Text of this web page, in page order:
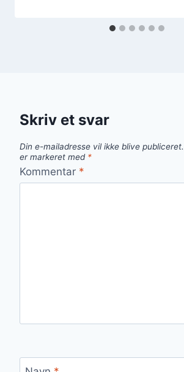
Skriv et svar
Din e-mailadresse vil ikke blive publiceret.
er markeret med *
Kommentar *